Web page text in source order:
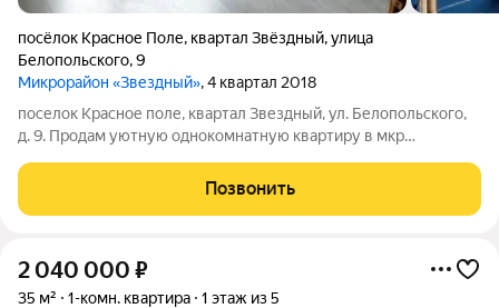
посёлок Красное Поле, квартал Звёздный,улица
Белопольского,9
Микрорайон «Звездный», 4 квартал 2018
поселок Красное поле, квартал Звездный, ул. Белопольского,
д. 9. Продам уютную однокомнатную квартиру в мкр
мебелью: гарнитур, электрическая плита, холодильник.
Комната 17,7 м2. Покрытие
Позвонить
2 040 000 ₽
35 м² 1-комн. квартира 1 этаж из 5